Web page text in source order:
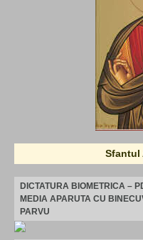
Sfantul
DICTATURA BIOMETRICA –
MEDIA APARUTA CU
PARVU